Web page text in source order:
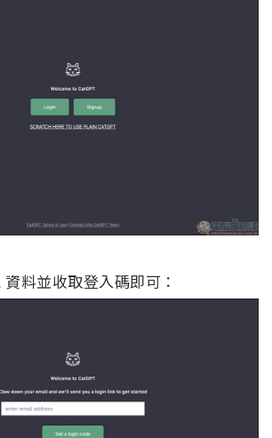
料並收取登入碼即可：